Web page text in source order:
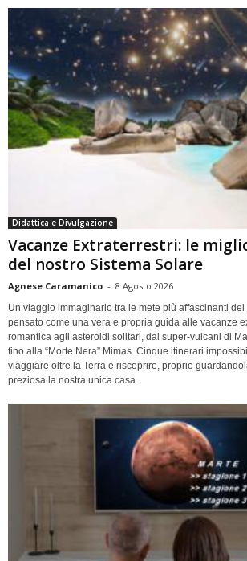
Didattica e Divulgazione
Vacanze Extraterrestri: le
del nostro Sistema Solare
Agnese Caramanico - 8 Agosto 2026
Un viaggio immaginario tra le mete più affascinanti
pensato come una vera e propria guida alle vacanze
romantica agli asteroidi solitari, dai super-vulcani di
fino alla “Morte Nera” Mimas. Cinque itinerari
viaggiare oltre la Terra e riscoprire, proprio
preziosa la nostra unica casa